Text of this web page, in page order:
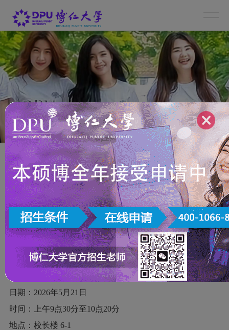
新闻详情
NEWS CENTER
2026年博仁大学 国际研讨会 The 8th
DPU ICBISS 2026
发布时间：2026年5月21日 作者：泰国博仁大学
开幕式时间及地点如下：
日期：2026年5月21日
时间：上午9点30分至10点20分
地点：校长楼 6-1